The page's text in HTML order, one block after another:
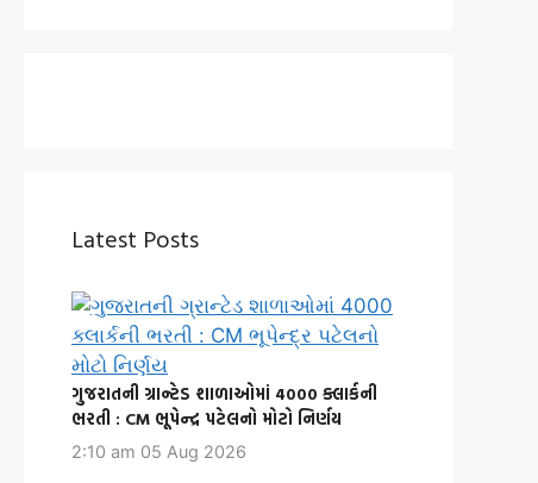
Latest Posts
ગુજરાતની ગ્રાન્ટેડ શાળાઓમાં 4000 ક્લાર્કની
ભરતી : CM ભૂપેન્દ્ર પટેલનો મોટો નિર્ણય
2:10 am 05 Aug 2026